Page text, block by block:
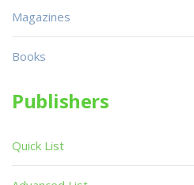
Magazines
Books
Publishers
Quick List